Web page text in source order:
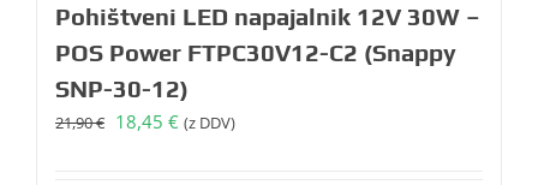
Pohištveni LED napajalnik 12V 30W –
POS Power FTPC30V12-C2 (Snappy
SNP-30-12)
21,90€ Izvirna
18,45 €Trenutna
(z DDV)